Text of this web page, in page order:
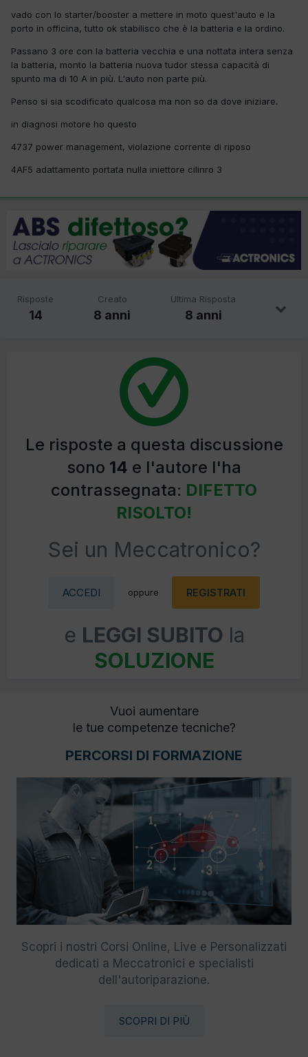
vado con lo starter/booster a mettere in moto quest'auto e la
porto in officina, tutto ok stabilisco che è la batteria e la ordino.
Passano 3 ore con la batteria vecchia e una nottata intera senza
la batteria, monto la batteria nuova tudor stessa capacità di
spunto ma di 10 A in più. L'auto non parte più.
Penso si sia scodificato qualcosa ma non so da dove iniziare.
in diagnosi motore ho questo
4737 power management, violazione corrente di riposo
4AF5 adattamento portata nulla iniettore cilinro 3
Risposte
14
Creato
8 anni
Ultima Risposta
8 anni
Le risposte a questa discussione
sono 14 e l'autore l'ha
contrassegnata: DIFETTO
RISOLTO!
Sei un Meccatronico?
ACCEDI oppure REGISTRATI
e LEGGI SUBITO la
SOLUZIONE
Vuoi aumentare
le tue competenze tecniche?
PERCORSI DI FORMAZIONE
Scopri i nostri Corsi Online, Live e Personalizzati
dedicati a Meccatronici e specialisti
dell'autoriparazione.
SCOPRI DI PIÙ